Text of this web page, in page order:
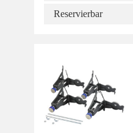
Reservierbar